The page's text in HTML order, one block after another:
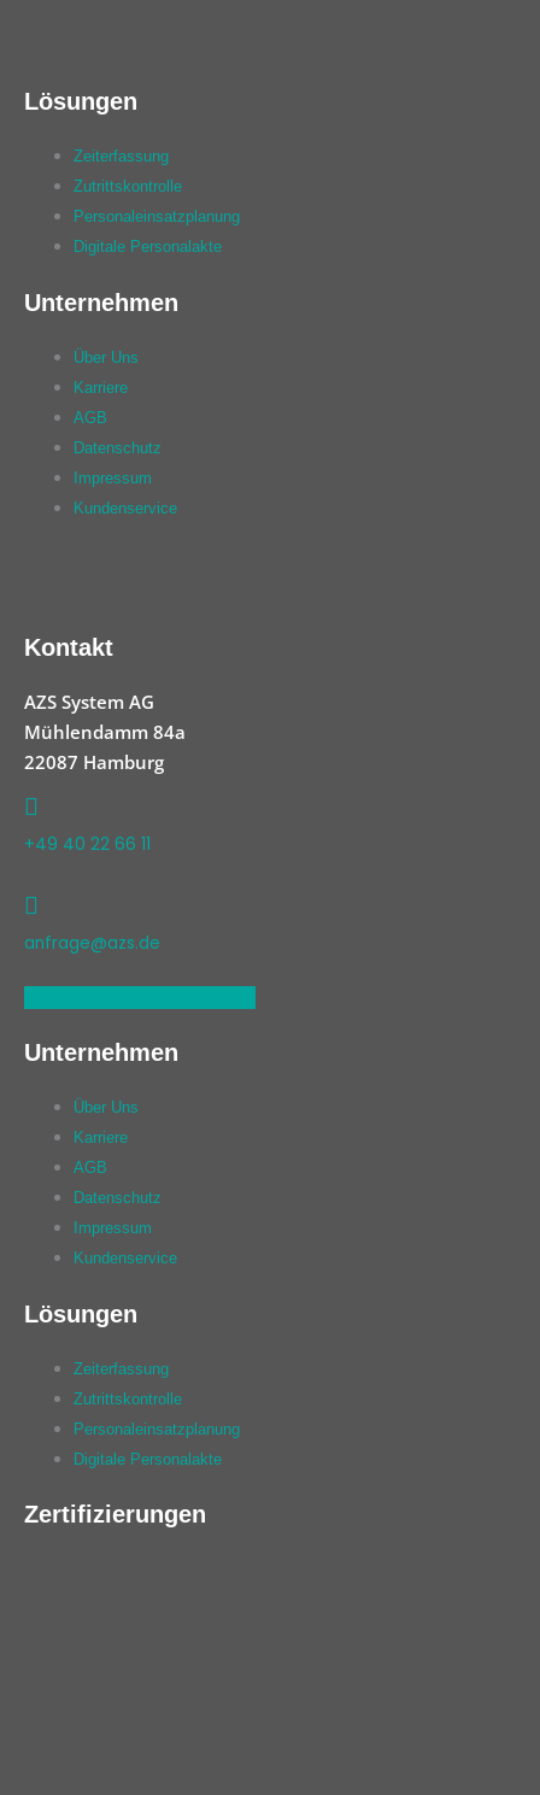
Lösungen
Zeiterfassung
Zutrittskontrolle
Personaleinsatzplanung
Digitale Personalakte
Unternehmen
Über Uns
Karriere
AGB
Datenschutz
Impressum
Kundenservice
Kontakt
AZS System AG
Mühlendamm 84a
22087 Hamburg
+49 40 22 66 11
anfrage@azs.de
Unternehmen
Über Uns
Karriere
AGB
Datenschutz
Impressum
Kundenservice
Lösungen
Zeiterfassung
Zutrittskontrolle
Personaleinsatzplanung
Digitale Personalakte
Zertifizierungen